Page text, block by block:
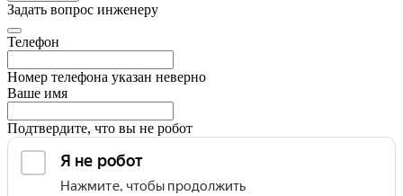
Задать вопрос инженеру
Телефон
Номер телефона указан неверно
Ваше имя
Подтвердите, что вы не робот